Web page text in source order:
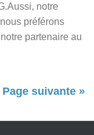
notre
préférons
partenaire au
Page suivante »